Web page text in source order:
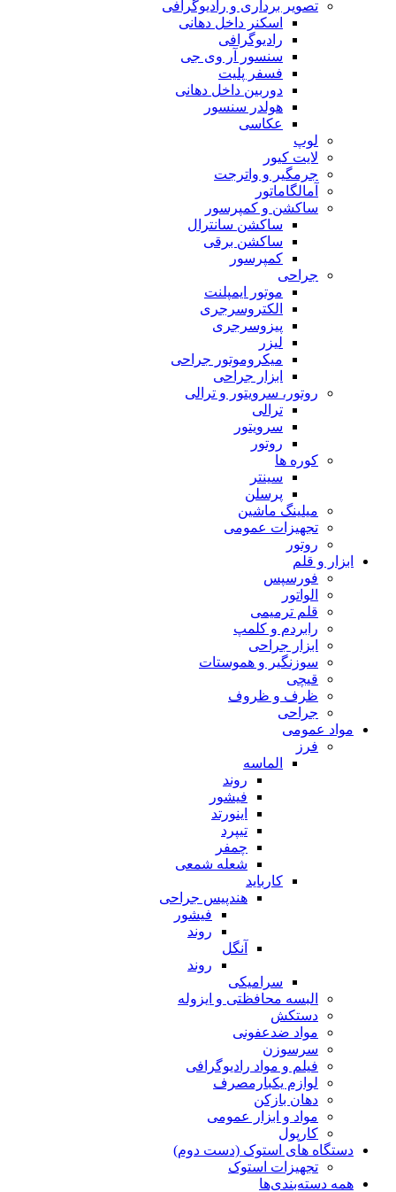
تصویر برداری و رادیوگرافی
اسکنر داخل دهانی
رادیوگرافی
سنسور آر وی جی
فسفر پلیت
دوربین داخل دهانی
هولدر سنسور
عکاسی
لوپ
لایت کیور
جرمگیر و واترجت
آمالگاماتور
ساکشن و کمپرسور
ساکشن سانترال
ساکشن برقی
کمپرسور
جراحی
موتور ایمپلنت
الکتروسرجری
پیزوسرجری
لیزر
میکروموتور جراحی
ابزار جراحی
روتور، سرویتور و ترالی
ترالی
سرویتور
روتور
کوره ها
سینتر
پرسلن
میلینگ ماشین
تجهیزات عمومی
روتور
ابزار و قلم
فورسپس
الواتور
قلم ترمیمی
رابردم و کلمپ
ابزار جراحی
سوزنگیر و هموستات
قیچی
ظرف و ظروف
جراحی
مواد عمومی
فرز
الماسه
روند
فیشور
اینورتد
تیپرد
چمفر
شعله شمعی
کارباید
هندپیس جراحی
فیشور
روند
آنگل
روند
سرامیکی
البسه محافظتی و ایزوله
دستکش
مواد ضدعفونی
سرسوزن
فیلم و مواد رادیوگرافی
لوازم یکبارمصرف
دهان بازکن
مواد و ابزار عمومی
کارپول
دستگاه های استوک (دست دوم)
تجهیزات استوک
همه دسته‌بندی‌ها